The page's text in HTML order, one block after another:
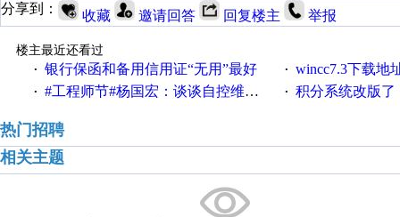
分享到： 收藏 邀请回答 回复楼主 举报
楼主最近还看过
· 银行保函和备用信用证“无用”最好 · wincc7.3下载地址
· #工程师节#杨国宏：谈谈自控维修工程师那些事儿 · 积分系统改版了，重说
热门招聘
相关主题